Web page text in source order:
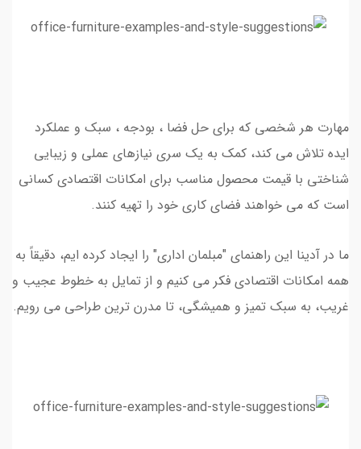
مهارت هر شخصی که برای حل فضا ، بودجه ، سبک و عملکرد
ایده تلاش می کند، کمک به یک سری نیازهای عملی و زیبایی
شناختی با قیمت محصول مناسب برای امکانات اقتصادی کسانی
است که می خواهند فضای کاری خود را تهیه کنند.
ما در آدینا این راهنمای "مبلمان اداری" را ایجاد کرده ایم، دقیقاً به
همه امکانات اقتصادی فکر می کنیم و از تمایل به خطوط عجیب و
غریب، به سبک تمیز و همیشگی، تا مدرن ترین طراحی می رویم.